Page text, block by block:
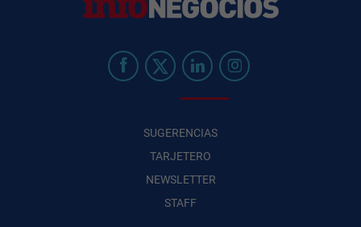
SUGERENCIAS
TARJETERO
NEWSLETTER
STAFF